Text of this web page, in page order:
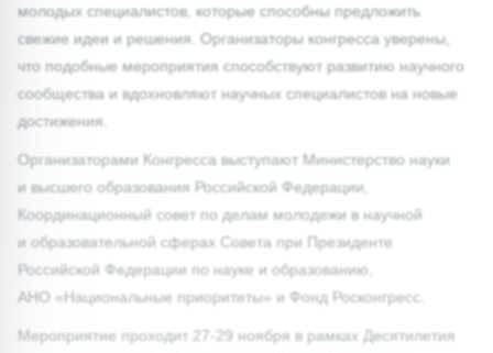
молодых специалистов, которые способны предложить
свежие идеи и решения. Организаторы конгресса уверены,
что подобные мероприятия способствуют развитию научного
сообщества и вдохновляют научных специалистов на новые
достижения.
Организаторами Конгресса выступают Министерство науки
и высшего образования Российской Федерации,
Координационный совет по делам молодежи в научной
и образовательной сферах Совета при Президенте
Российской Федерации по науке и образованию,
АНО «Национальные приоритеты» и Фонд Росконгресс.
Мероприятие проходит 27-29 ноября в рамках Десятилетия